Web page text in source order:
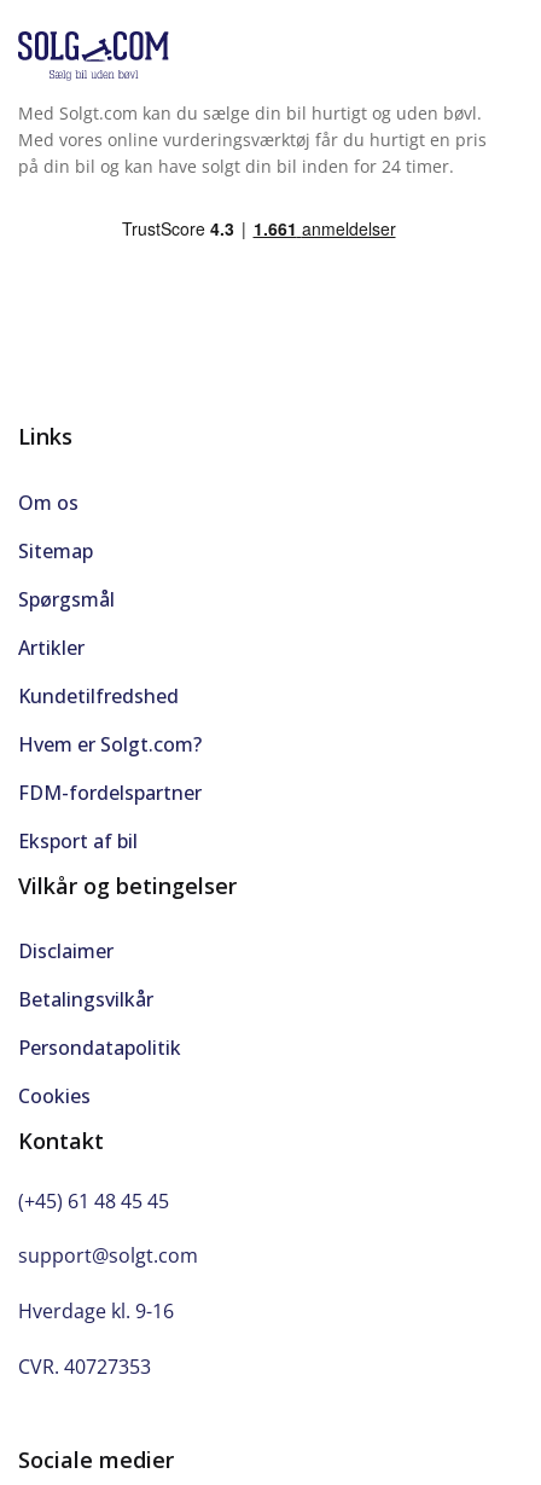
Med Solgt.com kan du sælge din bil hurtigt og uden bøvl.
Med vores online vurderingsværktøj får du hurtigt en pris
på din bil og kan have solgt din bil inden for 24 timer.
Links
Om os
Sitemap
Spørgsmål
Artikler
Kundetilfredshed
Hvem er Solgt.com?
FDM-fordelspartner
Eksport af bil
Vilkår og betingelser
Disclaimer
Betalingsvilkår
Persondatapolitik
Cookies
Kontakt
(+45) 61 48 45 45
support@solgt.com
Hverdage kl. 9-16
CVR. 40727353
Sociale medier